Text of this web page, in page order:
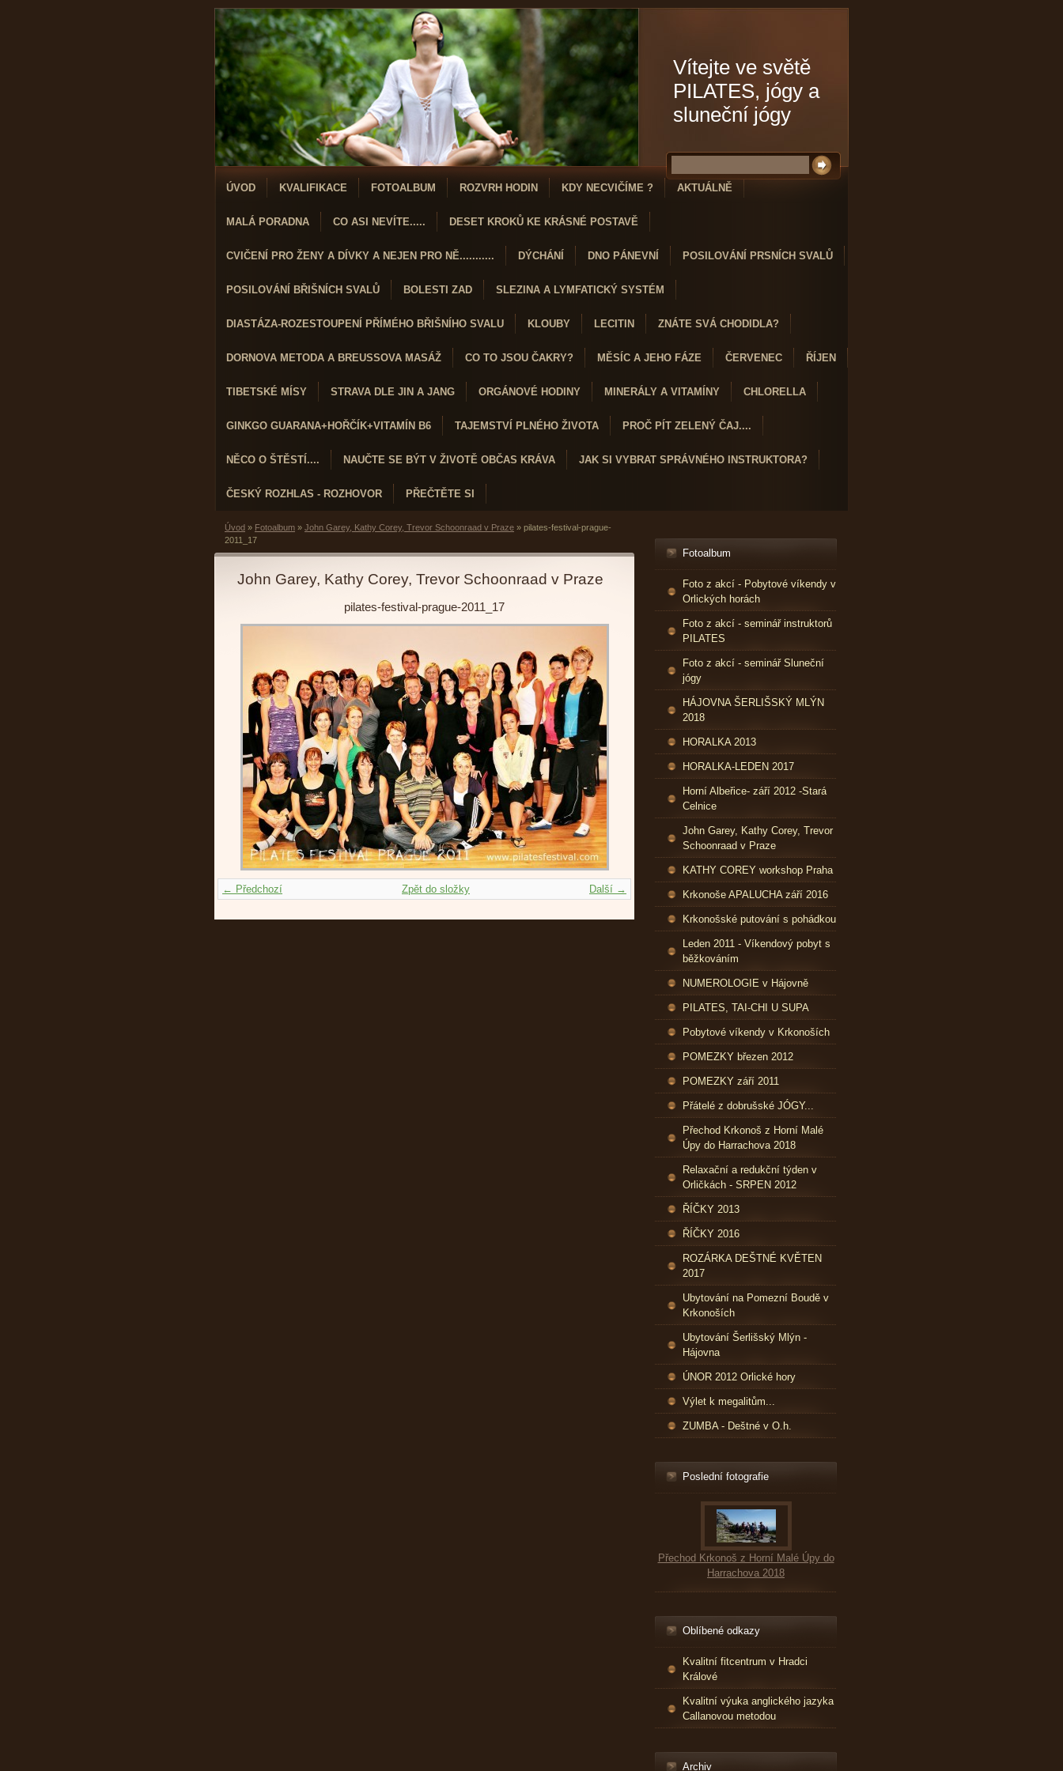
Vítejte ve světě
PILATES, jógy a
sluneční jógy
ÚVOD KVALIFIKACE FOTOALBUM ROZVRH HODIN KDY NECVIČÍME ? AKTUÁLNĚ
MALÁ PORADNA CO ASI NEVÍTE..... DESET KROKŮ KE KRÁSNÉ POSTAVĚ
CVIČENÍ PRO ŽENY A DÍVKY A NEJEN PRO NĚ........... DÝCHÁNÍ DNO PÁNEVNÍ POSILOVÁNÍ PRSNÍCH SVALŮ
POSILOVÁNÍ BŘIŠNÍCH SVALŮ BOLESTI ZAD SLEZINA A LYMFATICKÝ SYSTÉM
DIASTÁZA-ROZESTOUPENÍ PŘÍMÉHO BŘIŠNÍHO SVALU KLOUBY LECITIN ZNÁTE SVÁ CHODIDLA?
DORNOVA METODA A BREUSSOVA MASÁŽ CO TO JSOU ČAKRY? MĚSÍC A JEHO FÁZE ČERVENEC ŘÍJEN
TIBETSKÉ MÍSY STRAVA DLE JIN A JANG ORGÁNOVÉ HODINY MINERÁLY A VITAMÍNY CHLORELLA
GINKGO GUARANA+HOŘČÍK+VITAMÍN B6 TAJEMSTVÍ PLNÉHO ŽIVOTA PROČ PÍT ZELENÝ ČAJ....
NĚCO O ŠTĚSTÍ.... NAUČTE SE BÝT V ŽIVOTĚ OBČAS KRÁVA JAK SI VYBRAT SPRÁVNÉHO INSTRUKTORA?
ČESKÝ ROZHLAS - ROZHOVOR PŘEČTĚTE SI
Úvod » Fotoalbum » John Garey, Kathy Corey, Trevor Schoonraad v Praze » pilates-festival-prague-
2011_17
John Garey, Kathy Corey, Trevor Schoonraad v Praze
pilates-festival-prague-2011_17
← Předchozí Další →
Zpět do složky
Fotoalbum
Foto z akcí - Pobytové víkendy v
Orlických horách
Foto z akcí - seminář instruktorů
PILATES
Foto z akcí - seminář Sluneční
jógy
HÁJOVNA ŠERLIŠSKÝ MLÝN
2018
HORALKA 2013
HORALKA-LEDEN 2017
Horní Albeřice- září 2012 -Stará
Celnice
John Garey, Kathy Corey, Trevor
Schoonraad v Praze
KATHY COREY workshop Praha
Krkonoše APALUCHA září 2016
Krkonošské putování s pohádkou
Leden 2011 - Víkendový pobyt s
běžkováním
NUMEROLOGIE v Hájovně
PILATES, TAI-CHI U SUPA
Pobytové víkendy v Krkonoších
POMEZKY březen 2012
POMEZKY září 2011
Přátelé z dobrušské JÓGY...
Přechod Krkonoš z Horní Malé
Úpy do Harrachova 2018
Relaxační a redukční týden v
Orličkách - SRPEN 2012
ŘÍČKY 2013
ŘÍČKY 2016
ROZÁRKA DEŠTNÉ KVĚTEN
2017
Ubytování na Pomezní Boudě v
Krkonoších
Ubytování Šerlišský Mlýn -
Hájovna
ÚNOR 2012 Orlické hory
Výlet k megalitům...
ZUMBA - Deštné v O.h.
Poslední fotografie
Přechod Krkonoš z Horní Malé Úpy do
Harrachova 2018
Oblíbené odkazy
Kvalitní fitcentrum v Hradci
Králové
Kvalitní výuka anglického jazyka
Callanovou metodou
Archiv